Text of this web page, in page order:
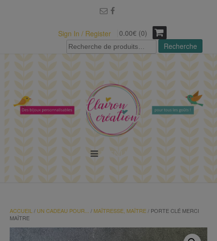
Sign In / Register
0.00€ (0)
Recherche
pour :
Recherche
ACCUEIL / UN CADEAU POUR... / MAÎTRESSE, MAÎTRE/ PORTE CLÉ MERCI
MAÎTRE